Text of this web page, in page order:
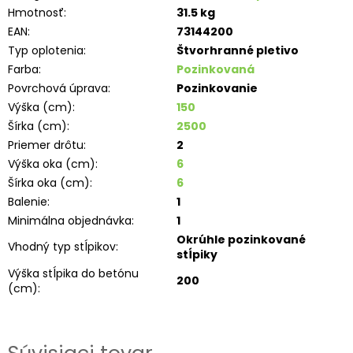
Hmotnosť:
31.5 kg
EAN:
73144200
Typ oplotenia:
Štvorhranné pletivo
Farba:
Pozinkovaná
Povrchová úprava:
Pozinkovanie
Výška (cm):
150
Šírka (cm):
2500
Priemer drôtu:
2
Výška oka (cm):
6
Šírka oka (cm):
6
Balenie:
1
Minimálna objednávka:
1
Vhodný typ stĺpikov:
Okrúhle pozinkované
stĺpiky
Výška stĺpika do betónu
(cm): 200